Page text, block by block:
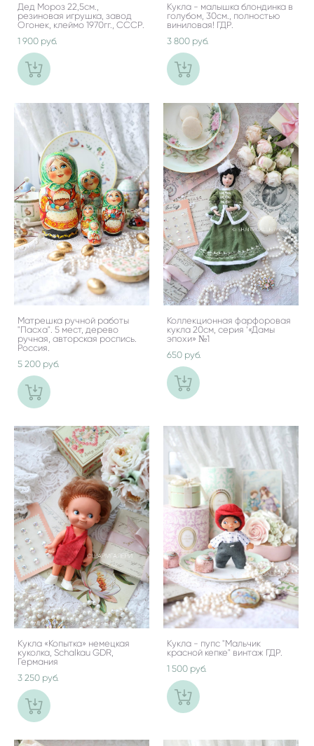
Дед Мороз 22,5см.,
резиновая игрушка, завод
Огонек, клеймо 1970гг., СССР.
1 900 pуб.
Кукла - малышка блондинка в
голубом, 30см., полностью
виниловая! ГДР.
3 800 pуб.
Матрешка ручной работы
"Пасха". 5 мест, дерево
ручная, авторская роспись.
Россия.
5 200 pуб.
Коллекционная фарфоровая
кукла 20см, серия ‘«Дамы
эпохи» №1
650 pуб.
Кукла «Копытка» немецкая
куколка, Schalkau GDR,
Германия
3 250 pуб.
Кукла - пупс "Мальчик
красной кепке" винтаж ГДР.
1 500 pуб.